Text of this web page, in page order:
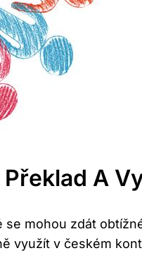
A
mohou zdát
využít v českém